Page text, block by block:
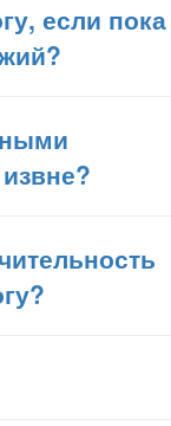
если пока